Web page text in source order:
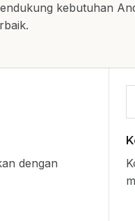
kebutuhan
dengan